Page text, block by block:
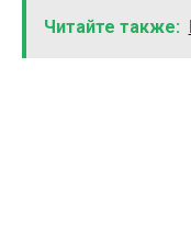
Читайте также: